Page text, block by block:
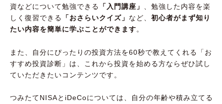
資などについて勉強できる
「入門講座」 、勉強した内容を楽
しく復習できる
「おさらいクイズ」 など、 初心者がまず知り
たい内容を簡単に学ぶことができます。
また、自分にぴったりの投資方法を60秒で教えてくれる「お
すすめ投資診断」は、これから投資を始める方ならぜひ試し
ていただきたいコンテンツです。
つみたてNISAとiDeCoについては、自分の年齢や積み立てる